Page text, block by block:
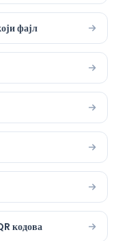
фајл
кодова